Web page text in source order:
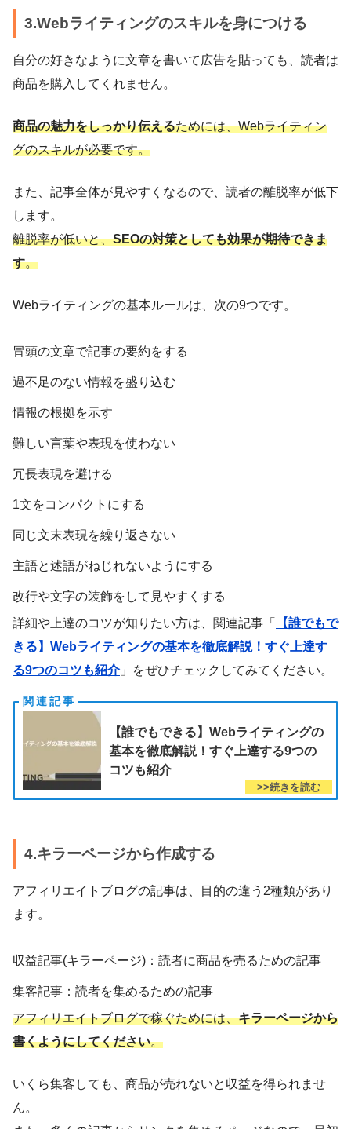
3.Webライティングのスキルを身につける
自分の好きなように文章を書いて広告を貼っても、読者は
商品を購入してくれません。
商品の魅力をしっかり伝えるためには、Webライティン
グのスキルが必要です。
また、記事全体が見やすくなるので、読者の離脱率が低下
します。
離脱率が低いと、SEOの対策としても効果が期待できま
す。
Webライティングの基本ルールは、次の9つです。
冒頭の文章で記事の要約をする
過不足のない情報を盛り込む
情報の根拠を示す
難しい言葉や表現を使わない
冗長表現を避ける
1文をコンパクトにする
同じ文末表現を繰り返さない
主語と述語がねじれないようにする
改行や文字の装飾をして見やすくする
詳細や上達のコツが知りたい方は、関連記事「
【誰でもで
きる】Webライティングの基本を徹底解説！すぐ上達す
る9つのコツも紹介」をぜひチェックしてみてください。
【誰でもできる】Webライティングの
基本を徹底解説！すぐ上達する9つの
コツも紹介
4.キラーページから作成する
アフィリエイトブログの記事は、目的の違う2種類があり
ます。
収益記事(キラーページ)：読者に商品を売るための記事
集客記事：読者を集めるための記事
アフィリエイトブログで稼ぐためには、キラーページから
書くようにしてください。
いくら集客しても、商品が売れないと収益を得られませ
ん。